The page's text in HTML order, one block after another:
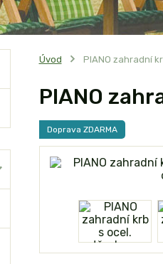
Úvod PIANO zahradní
PIANO
Doprava ZDARMA